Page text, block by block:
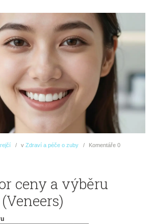
v Zdraví a péče o zuby Komentáře 0
ceny a výběru